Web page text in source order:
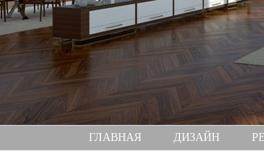
ГЛАВНАЯ ДИЗАЙН